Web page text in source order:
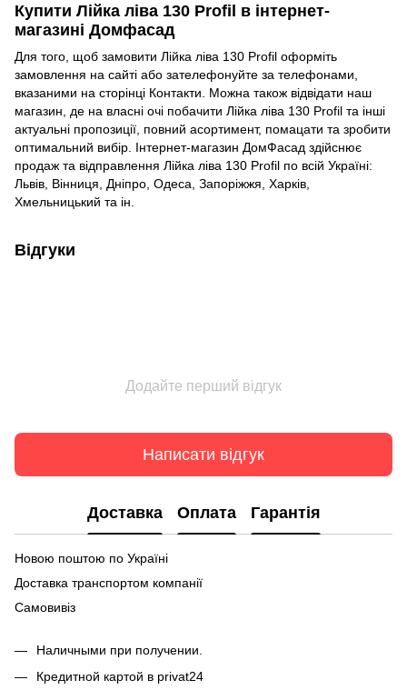
Купити Лійка ліва 130 Profil в інтернет-
магазині Домфасад
Для того, щоб замовити Лійка ліва 130 Profil оформіть
замовлення на сайті або зателефонуйте за телефонами,
вказаними на сторінці Контакти. Можна також відвідати наш
магазин, де на власні очі побачити Лійка ліва 130 Profil та інші
актуальні пропозиції, повний асортимент, помацати та зробити
оптимальний вибір. Інтернет-магазин ДомФасад здійснює
продаж та відправлення Лійка ліва 130 Profil по всій Україні:
Львів, Вінниця, Дніпро, Одеса, Запоріжжя, Харків,
Хмельницький та ін.
Відгуки
Додайте перший відгук
Написати відгук
Доставка Оплата Гарантія
Новою поштою по Україні
Доставка транспортом компанії
Самовивіз
Наличными при получении.
Кредитной картой в privat24